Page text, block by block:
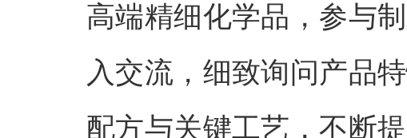
高端精细化学品，参与
入交流，细致询问产品
配方与关键工艺，不断